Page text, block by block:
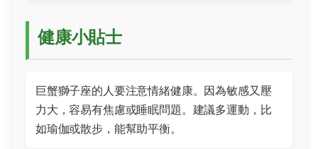
健康小貼士
巨蟹獅子座的人要注意情緒健康。因為敏感又壓
力大，容易有焦慮或睡眠問題。建議多運動，比
如瑜伽或散步，能幫助平衡。